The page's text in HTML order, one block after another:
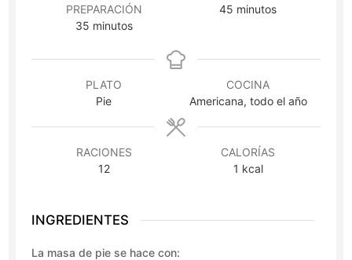
PREPARACIÓN
35minutos
minutos
45 minutos
minutos
PLATO
Pie
COCINA
Americana, todo el año
RACIONES
12
CALORÍAS
1 kcal
INGREDIENTES
La masa de pie se hace con: